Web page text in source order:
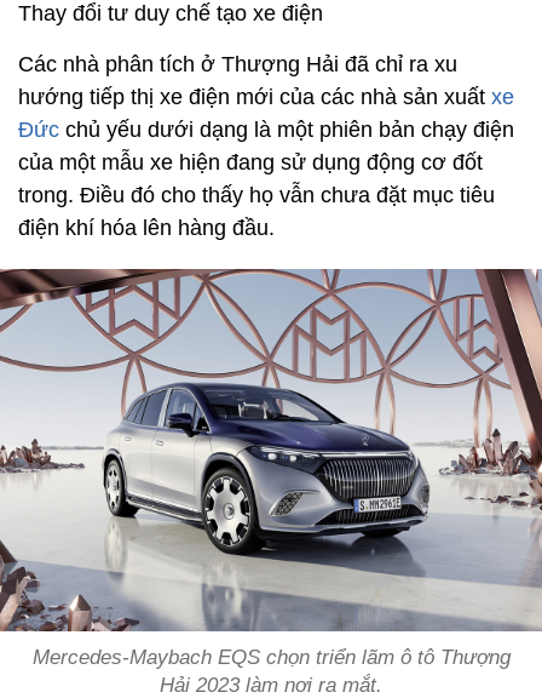
Thay đổi tư duy chế tạo xe điện
Các nhà phân tích ở Thượng Hải đã chỉ ra xu
hướng tiếp thị xe điện mới của các nhà sản xuất xe
Đức chủ yếu dưới dạng là một phiên bản chạy điện
của một mẫu xe hiện đang sử dụng động cơ đốt
trong. Điều đó cho thấy họ vẫn chưa đặt mục tiêu
điện khí hóa lên hàng đầu.
Mercedes-Maybach EQS chọn triển lãm ô tô Thượng
Hải 2023 làm nơi ra mắt.